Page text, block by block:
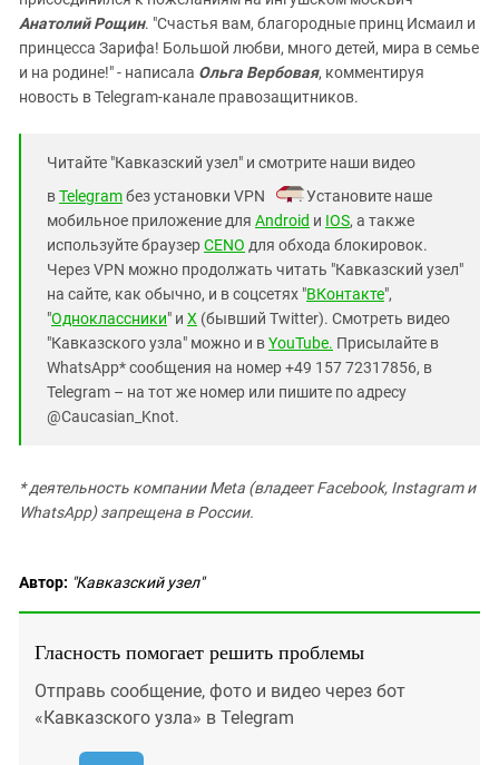
Анатолий Рощин. "Счастья вам, благородные принц Исмаил и
принцесса Зарифа! Большой любви, много детей, мира в семье
и на родине!" - написала Ольга Вербовая, комментируя
новость в Telegram-канале правозащитников.
Читайте "Кавказский узел" и смотрите наши видео
вTelegramбез установки VPN
. Установите наше
мобильное приложение для Android и IOS, а также
используйте браузерCENO для обхода блокировок.
Через VPN можно продолжать читать "Кавказский узел"
на сайте, как обычно, и в соцсетях "ВКонтакте",
"Одноклассники" и X (бывший Twitter). Смотреть видео
"Кавказского узла" можно и вYouTube. Присылайте в
WhatsApp* сообщения на номер +49 157 72317856, в
Telegram – на тот же номер или пишите по адресу
@Caucasian_Knot.
* деятельность компании Meta (владеет Facebook, Instagram и
WhatsApp) запрещена в России.
Автор: "Кавказский узел"
Гласность помогает решить проблемы
Отправь сообщение, фото и видео через бот
«Кавказского узла» в Telegram